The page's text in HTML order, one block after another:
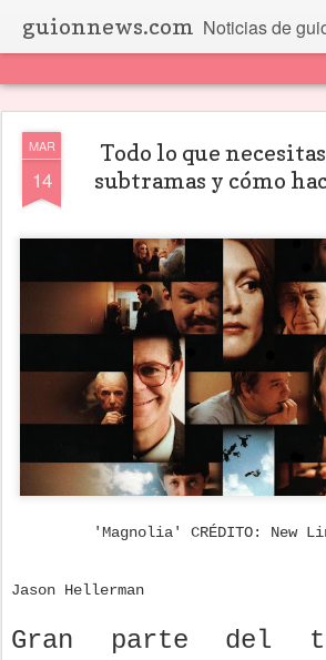
guionnews.com Noticias de guion de
MAR
14
Todo lo que
subtramas y cómo
'Magnolia' CRÉDITO: New
Jason Hellerman
Gran parte del